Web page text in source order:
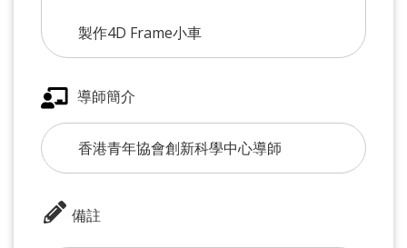
製作4D Frame小車
導師簡介
香港青年協會創新科學中心導師
備註